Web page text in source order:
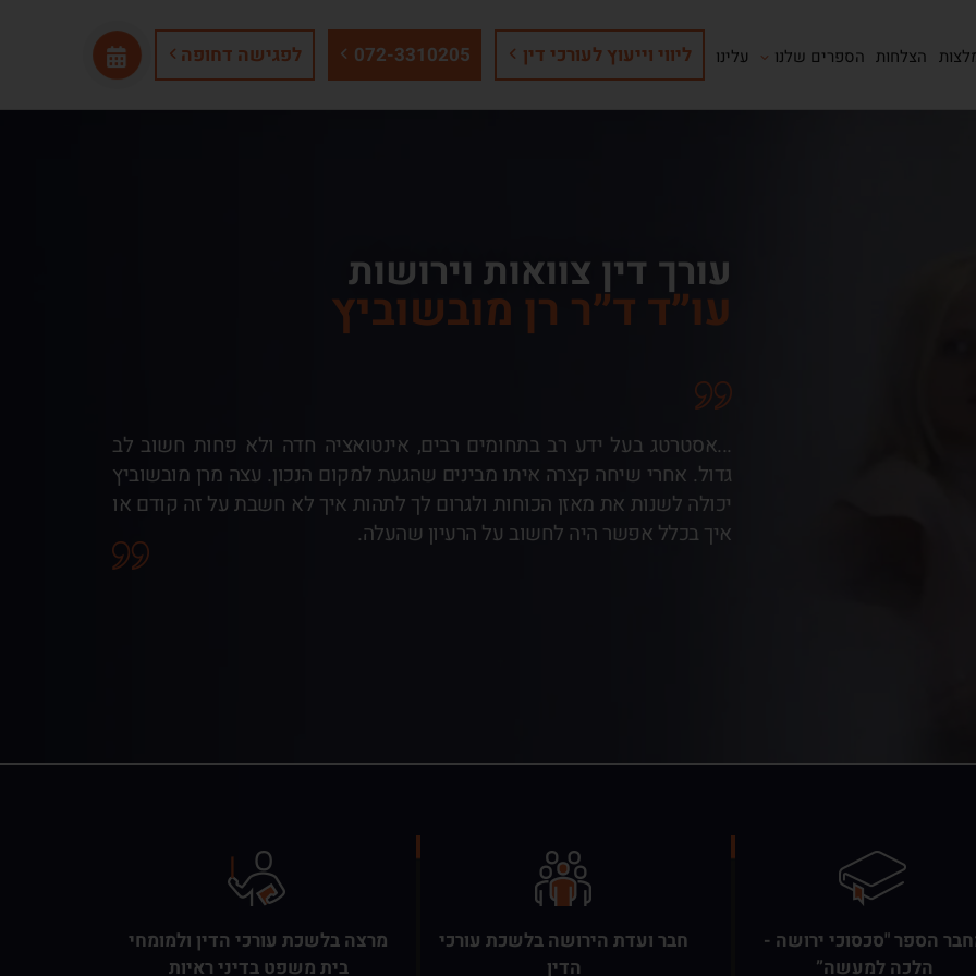
הצלחות הספרים שלנו עלינו ליווי וייעוץ לעורכי דין 072-3310205 לפגישה דחופה
עורך דין צוואות וירושות
עו״ד ד״ר רן מובשוביץ
...אסטרטג בעל ידע רב בתחומים רבים, אינטואציה חדה ולא פחות חשוב לב
גדול. אחרי שיחה קצרה איתו מבינים שהגעת למקום הנכון. עצה מרן מובשוביץ
יכולה לשנות את מאזן הכוחות ולגרום לך לתהות איך לא חשבת על זה קודם או
איך בכלל אפשר היה לחשוב על הרעיון שהעלה.
הספר "סכסוכי ירושה -
הלכה למעשה”
חבר ועדת הירושה בלשכת עורכי
הדין
מרצה בלשכת עורכי הדין ולמומחי
בית משפט בדיני ראיות